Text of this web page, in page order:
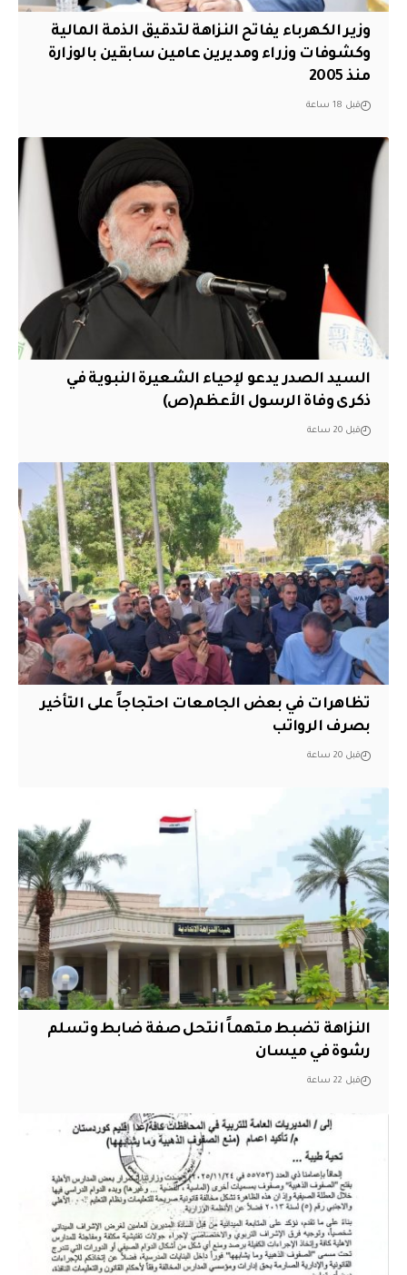
وزير الكهرباء يفاتح النزاهة لتدقيق الذمة المالية
وكشوفات وزراء ومديرين عامين سابقين بالوزارة
منذ 2005
قبل 18 ساعة
السيد الصدر يدعو لإحياء الشعيرة النبوية في
ذكرى وفاة الرسول الأعظم(ص)
قبل 20 ساعة
تظاهرات في بعض الجامعات احتجاجاً على التأخير
بصرف الرواتب
قبل 20 ساعة
النزاهة تضبط متهماً انتحل صفة ضابط وتسلم
رشوة في ميسان
قبل 22 ساعة